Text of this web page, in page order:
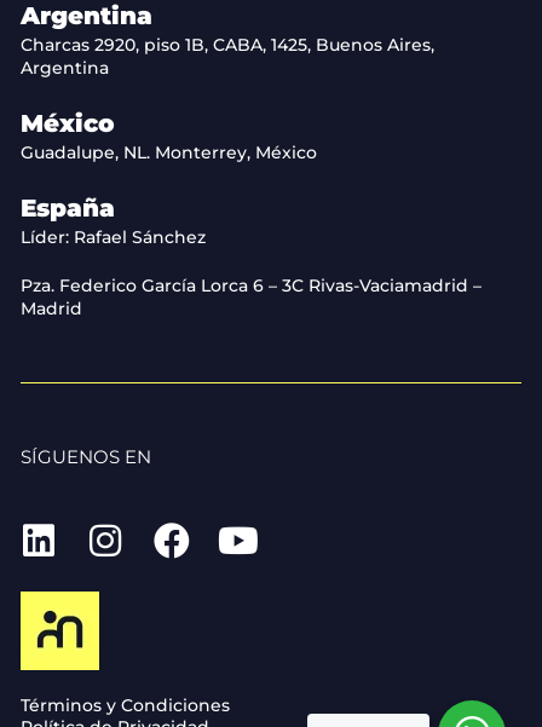
Argentina
Charcas 2920, piso 1B, CABA, 1425, Buenos Aires,
Argentina
México
Guadalupe, NL. Monterrey, México
España
Líder: Rafael Sánchez
Pza. Federico García Lorca 6 – 3C Rivas-Vaciamadrid –
Madrid
SÍGUENOS EN
Términos y Condiciones